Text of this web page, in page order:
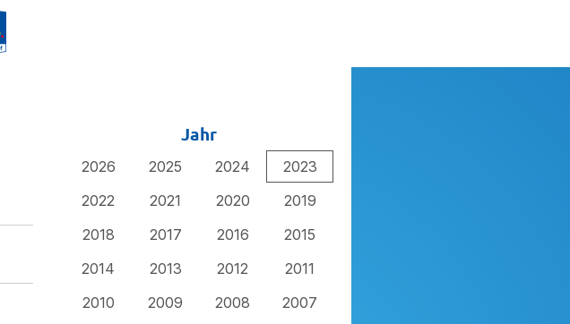
Jahr
2026 2025 2024
2023
2022
2021 2020
2019
2018
2017 2016
2015
2014
2013 2012
2011
2010
2009 2008
2007